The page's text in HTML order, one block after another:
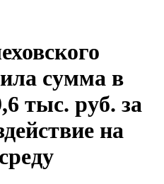
сумма в
тыс. руб. за
на